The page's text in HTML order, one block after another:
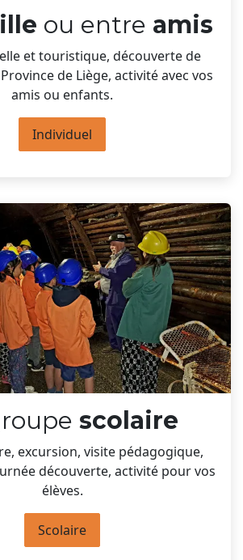
ou entre amis
et touristique, découverte de
de Liège, activité avec vos
amis ou enfants.
Individuel
scolaire
excursion, visite pédagogique,
découverte, activité pour vos
élèves.
Scolaire